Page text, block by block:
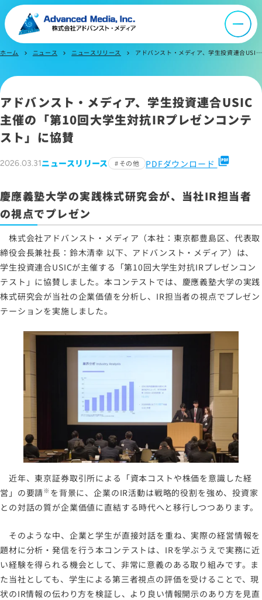
IR情報
よくあるご質問
お問い合わせ
サイトマップ
ソーシャルメディアポリシー
プライバシーポリシー
労働者派遣事業に関わる情報
メールマガジン
ホーム chevron_right ニュース chevron_right ニュースリリース chevron_right アドバンスト・メディア、学生投資連合USIC主催の「第10回大学生対抗IRプレゼンコンテスト」に協賛
アドバンスト・メディア、学生投資連合USIC
主催の「第10回大学生対抗IRプレゼンコンテ
スト」に協賛
2026.03.31ニュースリリース その他 PDFダウンロード picture_as_pdf
慶應義塾大学の実践株式研究会が、当社IR担当者
の視点でプレゼン
株式会社アドバンスト・メディア（本社：東京都豊島区、代表取
締役会長兼社長：鈴木清幸 以下、アドバンスト・メディア）は、
学生投資連合USICが主催する「第10回大学生対抗IRプレゼンコン
テスト」に協賛しました。本コンテストでは、慶應義塾大学の実践
株式研究会が当社の企業価値を分析し、IR担当者の視点でプレゼン
テーションを実施しました。
近年、東京証券取引所による「資本コストや株価を意識した経
営」の要請※ を背景に、企業のIR活動は戦略的役割を強め、投資家
との対話の質が企業価値に直結する時代へと移行しつつあります。
そのような中、企業と学生が直接対話を重ね、実際の経営情報を
題材に分析・発信を行う本コンテストは、IRを学ぶうえで実務に近
い経験を得られる機会として、非常に意義のある取り組みです。ま
た当社としても、学生による第三者視点の評価を受けることで、現
状のIR情報の伝わり方を検証し、より良い情報開示のあり方を見直